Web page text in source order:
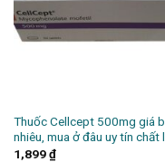
Thuốc Cellcept 500mg giá
nhiêu, mua ở đâu uy tín chất
1,899₫